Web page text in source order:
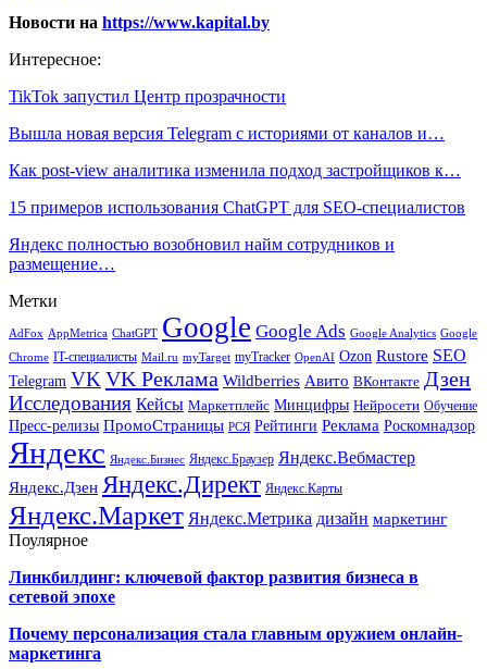
Новости на https://www.kapital.by
Интересное:
TikTok запустил Центр прозрачности
Вышла новая версия Telegram с историями от каналов и…
Как post-view аналитика изменила подход застройщиков к…
15 примеров использования ChatGPT для SEO-специалистов
Яндекс полностью возобновил найм сотрудников и
размещение…
Метки
AdFox AppMetrica ChatGPT Google Google Ads Google Analytics Google
Chrome IT-специалисты Mail.ru myTarget myTracker OpenAI Ozon Rustore SEO
Telegram VK VK Реклама Wildberries Авито ВКонтакте Дзен
Исследования Кейсы Маркетплейс Минцифры Нейросети Обучение
Пресс-релизы ПромоСтраницы РСЯ Рейтинги Реклама Роскомнадзор
Яндекс Яндекс.Бизнес Яндекс.Браузер Яндекс.Вебмастер
Яндекс.Дзен Яндекс.Директ Яндекс.Карты
Яндекс.Маркет Яндекс.Метрика дизайн маркетинг
Поулярное
Линкбилдинг: ключевой фактор развития бизнеса в
сетевой эпохе
Почему персонализация стала главным оружием онлайн-
маркетинга